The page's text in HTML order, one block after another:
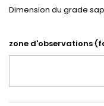
Dimension du grade
zone d'observations